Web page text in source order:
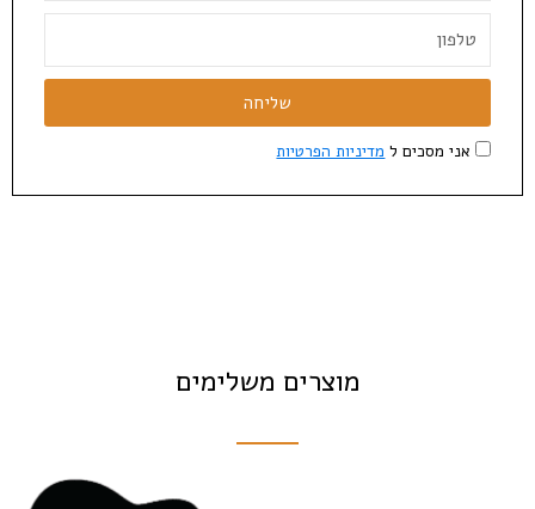
אני מסכים ל מדיניות הפרטיות
שליחה
מוצרים משלימים